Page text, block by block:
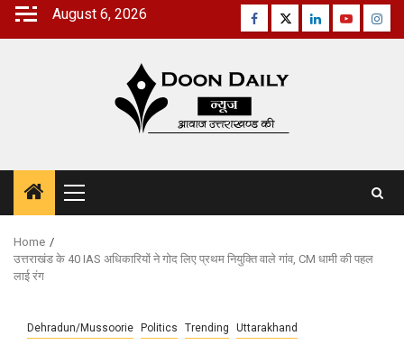
Skip
August 6, 2026 Facebook
TwitterLinkedinYoutube
Primary
Menu
Home
उत्तराखंड के 40 IAS अधिकारियों ने गोद लिए प्रथम नियुक्ति वाले गांव, CM धामी की पहल
लाई रंग
Dehradun/Mussoorie Politics Trending Uttarakhand